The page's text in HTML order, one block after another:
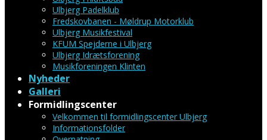
Ulbjerg Padelklub
Fredskovbanen - Møldrup Motorklub
Ulbjerg Musikfestival
KFUM Spejderne i Ulbjerg
Ulbjerg Idrætsforening
Musikforeningen Klinten
Nyheder
Galleri
Formidlingscenter
Velkommen til formidlingscenter Ulbjerg
Informationsfolder